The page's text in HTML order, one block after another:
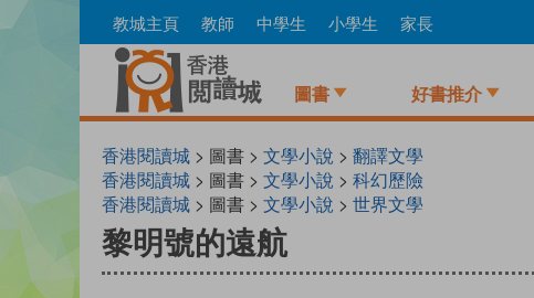
to
教城主頁 教師 中學生 小學生 家長
圖書 好書推介
香港閱讀城 > 圖書 > 文學小說 > 翻譯文學
香港閱讀城 > 圖書 > 文學小說 > 科幻歷險
香港閱讀城 > 圖書 > 文學小說 > 世界文學
黎明號的遠航